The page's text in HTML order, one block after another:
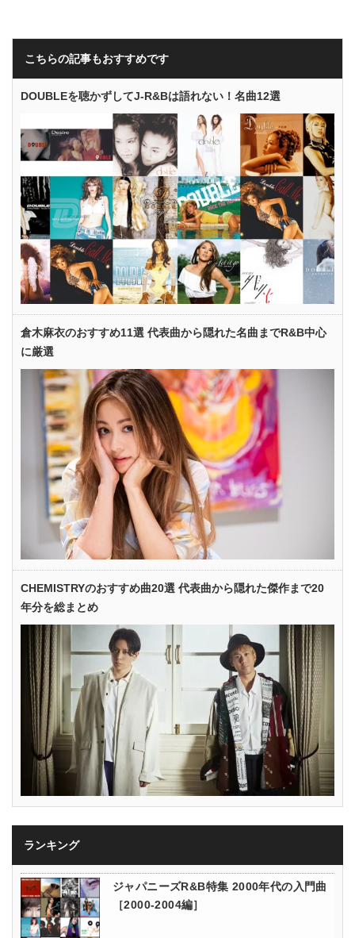
こちらの記事もおすすめです
DOUBLEを聴かずしてJ-R&Bは語れない！名曲12選
倉木麻衣のおすすめ11選 代表曲から隠れた名曲までR&B中心
に厳選
CHEMISTRYのおすすめ曲20選 代表曲から隠れた傑作まで20
年分を総まとめ
ランキング
ジャパニーズR&B特集 2000年代の入門曲
［2000-2004編］